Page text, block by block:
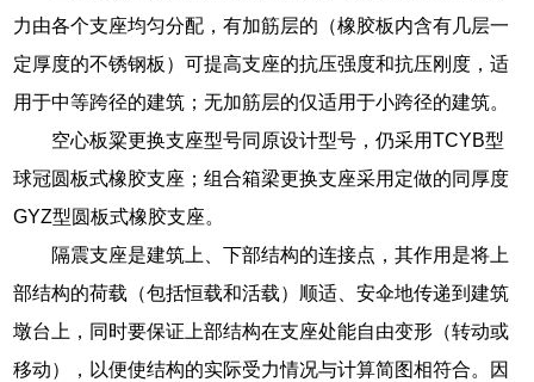
力由各个支座均匀分配，有加筋层的（橡胶板内含有几层一
定厚度的不锈钢板）可提高支座的抗压强度和抗压刚度，适
用于中等跨径的建筑；无加筋层的仅适用于小跨径的建筑。
空心板粱更换支座型号同原设计型号，仍采用TCYB型
球冠圆板式橡胶支座；组合箱梁更换支座采用定做的同厚度
GYZ型圆板式橡胶支座。
隔震支座是建筑上、下部结构的连接点，其作用是将上
部结构的荷载（包括恒载和活载）顺适、安伞地传递到建筑
墩台上，同时要保证上部结构在支座处能自由变形（转动或
移动），以便使结构的实际受力情况与计算简图相符合。因